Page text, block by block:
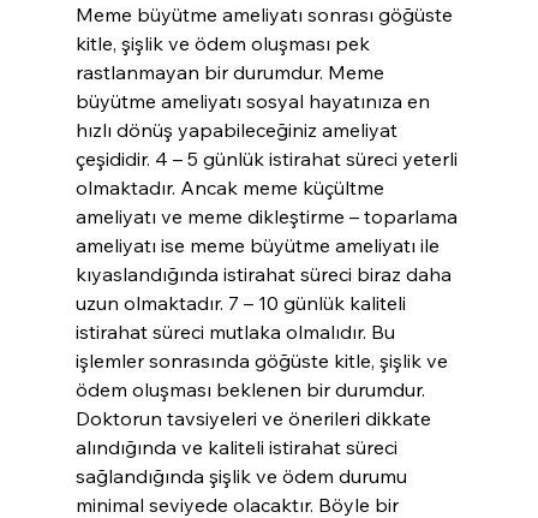
Meme büyütme ameliyatı sonrası göğüste
kitle, şişlik ve ödem oluşması pek
rastlanmayan bir durumdur. Meme
büyütme ameliyatı sosyal hayatınıza en
hızlı dönüş yapabileceğiniz ameliyat
çeşididir. 4 – 5 günlük istirahat süreci yeterli
olmaktadır. Ancak meme küçültme
ameliyatı ve meme dikleştirme – toparlama
ameliyatı ise meme büyütme ameliyatı ile
kıyaslandığında istirahat süreci biraz daha
uzun olmaktadır. 7 – 10 günlük kaliteli
istirahat süreci mutlaka olmalıdır. Bu
işlemler sonrasında göğüste kitle, şişlik ve
ödem oluşması beklenen bir durumdur.
Doktorun tavsiyeleri ve önerileri dikkate
alındığında ve kaliteli istirahat süreci
sağlandığında şişlik ve ödem durumu
minimal seviyede olacaktır. Böyle bir